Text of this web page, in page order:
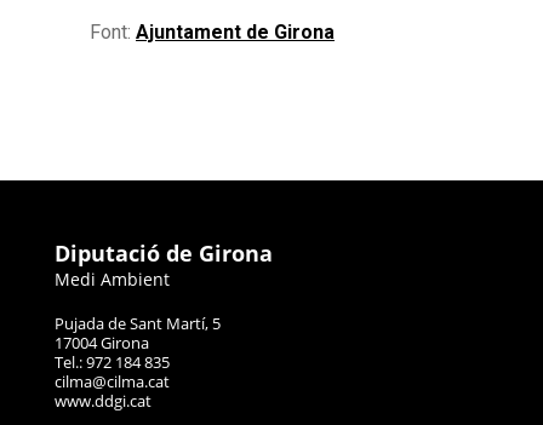
Font: Ajuntament de Girona
Diputació de Girona
Medi Ambient
Pujada de Sant Martí, 5
17004 Girona
Tel.: 972 184 835
cilma@cilma.cat
www.ddgi.cat